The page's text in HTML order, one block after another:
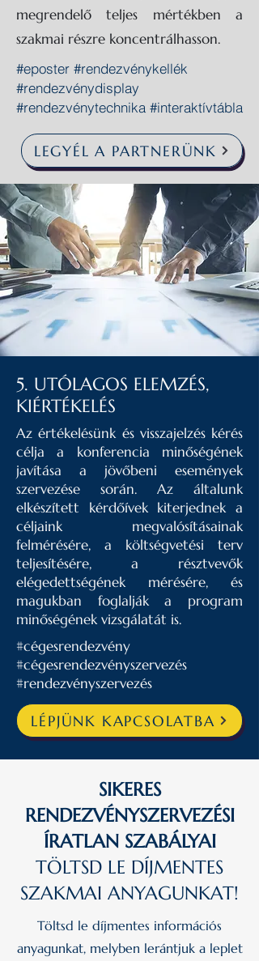
megrendelő teljes mértékben a
szakmai részre koncentrálhasson.
#eposter #rendezvénykellék
#rendezvénydisplay
#rendezvénytechnika #interaktívtábla
LEGYÉL A PARTNERÜNK
5. UTÓLAGOS ELEMZÉS,
KIÉRTÉKELÉS
Az értékelésünk és visszajelzés kérés
célja a konferencia minőségének
javítása a jövőbeni események
szervezése során. Az általunk
elkészített kérdőívek kiterjednek a
céljaink megvalósításainak
felmérésére, a költségvetési terv
teljesítésére, a résztvevők
elégedettségének mérésére, és
magukban foglalják a program
minőségének vizsgálatát is.
#cégesrendezvény
#cégesrendezvényszervezés
#rendezvényszervezés
LÉPJÜNK KAPCSOLATBA
SIKERES
RENDEZVÉNYSZERVEZÉSI
ÍRATLAN SZABÁLYAI
TÖLTSD LE DÍJMENTES
SZAKMAI ANYAGUNKAT!
Töltsd le díjmentes információs
anyagunkat, melyben lerántjuk a leplet